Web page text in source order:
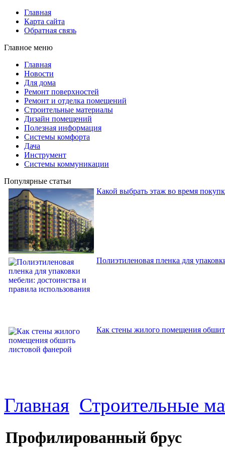
Главная
Карта сайта
Обратная связь
Главное меню
Главная
Новости
Для дома
Ремонт поверхностей
Ремонт и отделка помещений
Строительные материалы
Дизайн помещений
Полезная информация
Системы комфорта
Дача
Инструмент
Системы коммуникации
Популярные статьи
Какой выбрать этаж во время
Полиэтиленовая пленка для
Как стены жилого помещения
Главная Строительные
Профилированный брус